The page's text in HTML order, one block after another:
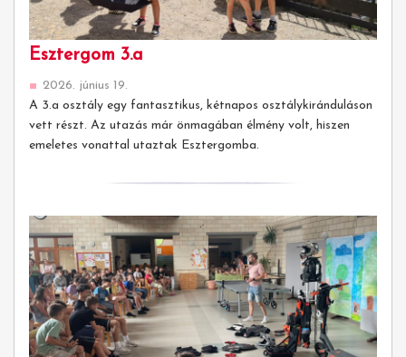
Esztergom 3.a
2026. június 19.
A 3.a osztály egy fantasztikus, kétnapos osztálykiránduláson
vett részt. Az utazás már önmagában élmény volt, hiszen
emeletes vonattal utaztak Esztergomba.